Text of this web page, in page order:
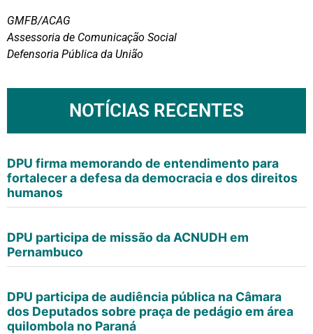
GMFB/ACAG
Assessoria de Comunicação Social
Defensoria Pública da União
NOTÍCIAS RECENTES
DPU firma memorando de entendimento para
fortalecer a defesa da democracia e dos direitos
humanos
DPU participa de missão da ACNUDH em
Pernambuco
DPU participa de audiência pública na Câmara
dos Deputados sobre praça de pedágio em área
quilombola no Paraná